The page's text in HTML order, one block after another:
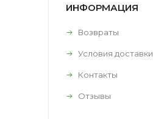
ИНФОРМАЦИЯ
Возвраты
Условия доставки
Контакты
Отзывы